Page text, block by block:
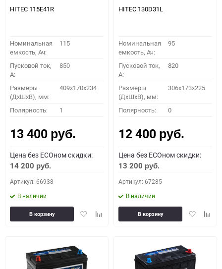
HITEC 115E41R
Номинальная
емкость, Ач:
115
Пусковой ток,
A:
850
Размеры
(ДхШхВ), мм:
409x170x234
Полярность: 1
13 400 руб.
Цена без ECOном скидки:
14 200 руб.
Артикул: 66938
В наличии
ДобавитьДобавить
В корзину
HITEC 130D31L
Номинальная
емкость, Ач:
95
Пусковой ток,
A:
820
Размеры
(ДхШхВ), мм:
306x173x225
Полярность: 0
12 400 руб.
Цена без ECOном скидки:
13 200 руб.
Артикул: 67285
В наличии
Добавить
В корзину